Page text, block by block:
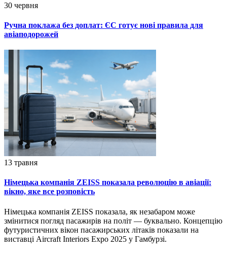
30 червня
Ручна поклажа без доплат: ЄС готує нові правила для
авіаподорожей
13 травня
Німецька компанія ZEISS показала революцію в авіації:
вікно, яке все розповість
Німецька компанія ZEISS показала, як незабаром може
змінитися погляд пасажирів на політ — буквально. Концепцію
футуристичних вікон пасажирських літаків показали на
виставці Aircraft Interiors Expo 2025 у Гамбурзі.